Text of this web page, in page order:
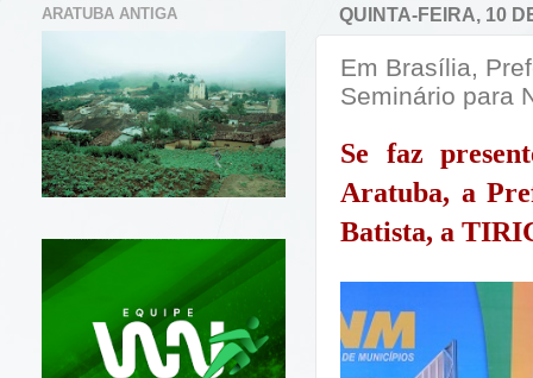
QUINTA-FEIRA, 10
Em Brasília,
Seminário para
Se faz
Aratuba, a
Batista, a
ARATUBA ANTIGA